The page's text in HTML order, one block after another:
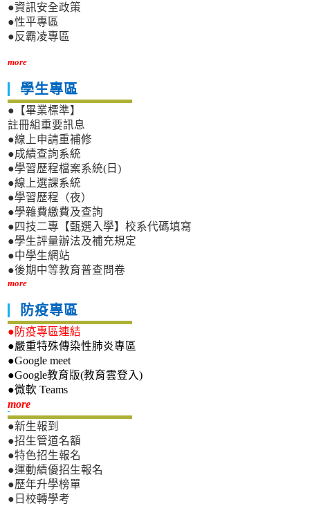
●資訊安全政策
●性平專區
●反霸凌專區
more
學生專區
●【畢業標準】
註冊組重要訊息
●線上申請重補修
●成績查詢系統
●學習歷程檔案系統(日)
●線上選課系統
●學習歷程（夜）
●學雜費繳費及查詢
●四技二專【甄選入學】校系代碼填寫
●學生評量辦法及補充規定
●中學生網站
●後期中等教育普查問卷
more
防疫專區
●防疫專區連結
●嚴重特殊傳染性肺炎專區
●Google meet
●Google教育版(教育雲登入)
●微軟 Teams
more新生專區
●新生報到
●招生管道名額
●特色招生報名
●運動績優招生報名
●歷年升學榜單
●日校轉學考